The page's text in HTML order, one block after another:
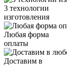
3 технологии
изготовления
Любая форма
оплаты
Доставим в